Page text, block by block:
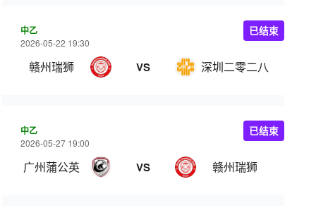
中乙
2026-05-22 19:30
赣州瑞狮 VS 深圳二零二八
已结束
中乙
2026-05-27 19:00
广州蒲公英 VS 赣州瑞狮
已结束